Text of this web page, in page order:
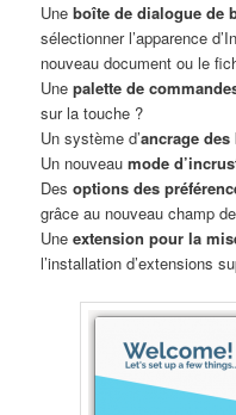
Uneboîte de dialogue de
sélectionner l’apparence
nouveau document ou le
Unepalette de
sur la touche ?
Un système d’ancrage
Un nouveaumode
Desoptions des
grâce au nouveau champ
Uneextension pour la
l’installation d’extensions